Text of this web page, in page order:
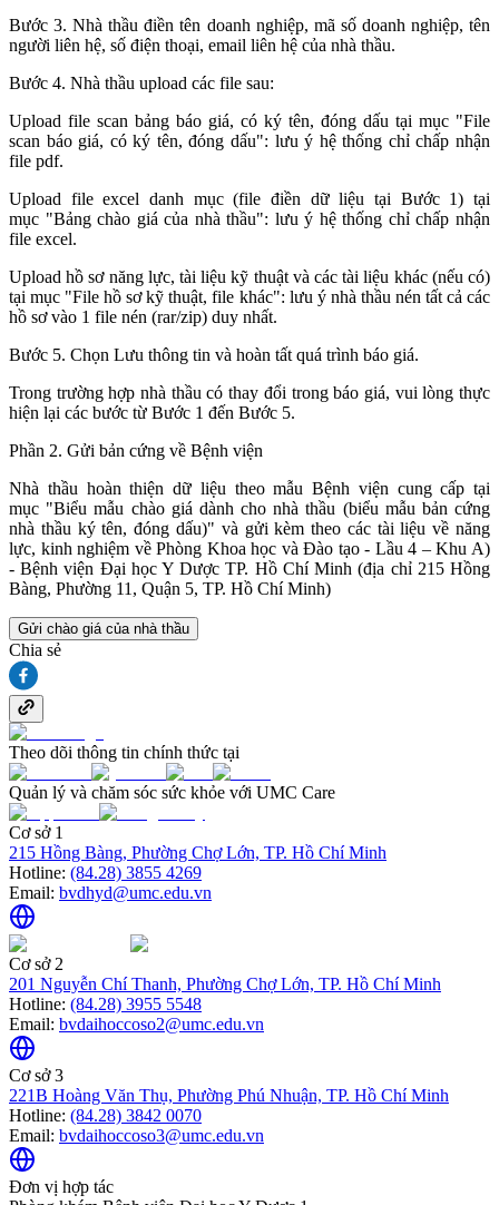
Bước 3. Nhà thầu điền tên doanh nghiệp, mã số doanh nghiệp, tên
người liên hệ, số điện thoại, email liên hệ của nhà thầu.
Bước 4. Nhà thầu upload các file sau:
Upload file scan bảng báo giá, có ký tên, đóng dấu tại mục "File
scan báo giá, có ký tên, đóng dấu": lưu ý hệ thống chỉ chấp nhận
file pdf.
Upload file excel danh mục (file điền dữ liệu tại Bước 1) tại
mục "Bảng chào giá của nhà thầu": lưu ý hệ thống chỉ chấp nhận
file excel.
Upload hồ sơ năng lực, tài liệu kỹ thuật và các tài liệu khác (nếu có)
tại mục "File hồ sơ kỹ thuật, file khác": lưu ý nhà thầu nén tất cả các
hồ sơ vào 1 file nén (rar/zip) duy nhất.
Bước 5. Chọn Lưu thông tin và hoàn tất quá trình báo giá.
Trong trường hợp nhà thầu có thay đổi trong báo giá, vui lòng thực
hiện lại các bước từ Bước 1 đến Bước 5.
Phần 2. Gửi bản cứng về Bệnh viện
Nhà thầu hoàn thiện dữ liệu theo mẫu Bệnh viện cung cấp tại
mục "Biểu mẫu chào giá dành cho nhà thầu (biểu mẫu bản cứng
nhà thầu ký tên, đóng dấu)" và gửi kèm theo các tài liệu về năng
lực, kinh nghiệm về Phòng Khoa học và Đào tạo - Lầu 4 – Khu A)
- Bệnh viện Đại học Y Dược TP. Hồ Chí Minh (địa chỉ 215 Hồng
Bàng, Phường 11, Quận 5, TP. Hồ Chí Minh)
Gửi chào giá của nhà thầu
Chia sẻ
Theo dõi thông tin chính thức tại
Quản lý và chăm sóc sức khỏe với UMC Care
Cơ sở 1
215 Hồng Bàng, Phường Chợ Lớn, TP. Hồ Chí Minh
Hotline: (84.28) 3855 4269
Email: bvdhyd@umc.edu.vn
Cơ sở 2
201 Nguyễn Chí Thanh, Phường Chợ Lớn, TP. Hồ Chí Minh
Hotline: (84.28) 3955 5548
Email: bvdaihoccoso2@umc.edu.vn
Cơ sở 3
221B Hoàng Văn Thụ, Phường Phú Nhuận, TP. Hồ Chí Minh
Hotline: (84.28) 3842 0070
Email: bvdaihoccoso3@umc.edu.vn
Đơn vị hợp tác